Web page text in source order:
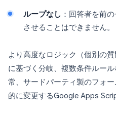
ループなし ：回答者を前
させることはできません。
より高度なロジック（個別の
に基づく分岐、複数条件ルー
常、サードパーティ製のフォ
的に変更するGoogle Apps